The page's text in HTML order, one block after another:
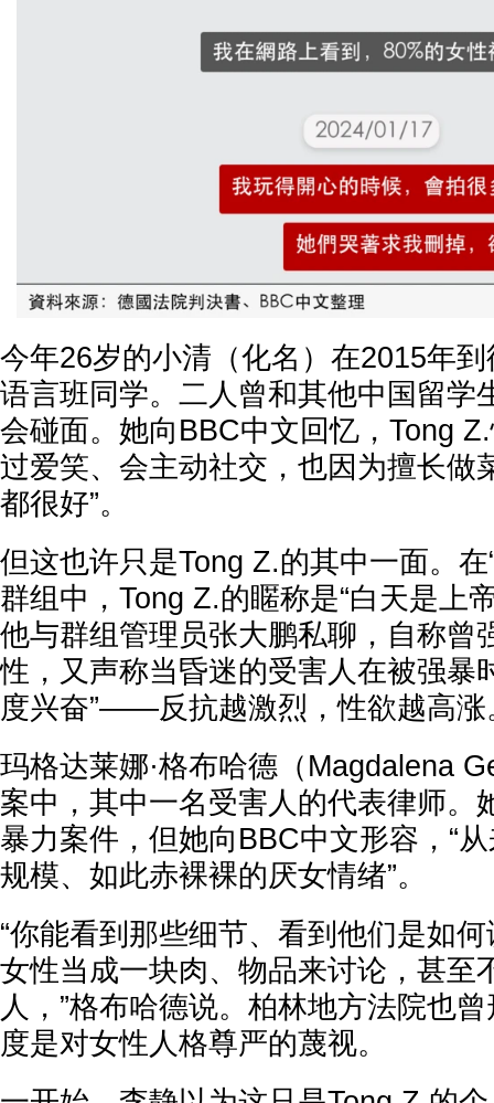
今年26岁的小清（化名）在2015年
语言班同学。二人曾和其他中国留学
会碰面。她向BBC中文回忆，Tong
过爱笑、会主动社交，也因为擅长做
都很好”。
但这也许只是Tong Z.的其中一面。在
群组中，Tong Z.的䁥称是“白天是上
他与群组管理员张大鹏私聊，自称曾
性，又声称当昏迷的受害人在被强暴
度兴奋”——反抗越激烈，性欲越高涨
玛格达莱娜·格布哈德（Magdalena
案中，其中一名受害人的代表律师。
暴力案件，但她向BBC中文形容，“
规模、如此赤裸裸的厌女情绪”。
“你能看到那些细节、看到他们是如
女性当成一块肉、物品来讨论，甚至
人，”格布哈德说。柏林地方法院也
度是对女性人格尊严的蔑视。